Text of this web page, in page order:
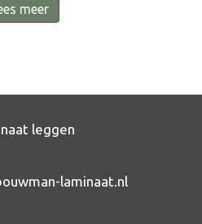
meer
leggen
laminaat.nl